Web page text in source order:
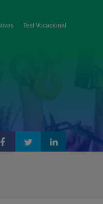
Test Vocacional